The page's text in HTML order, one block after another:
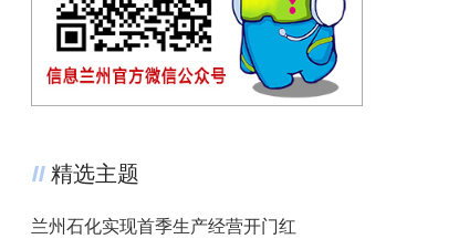
精选主题
兰州石化实现首季生产经营开门红